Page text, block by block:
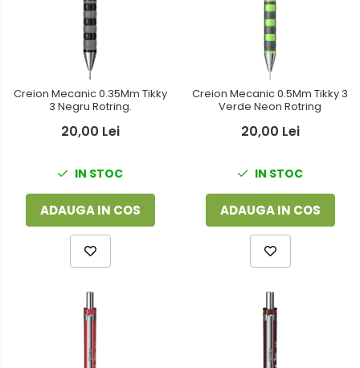
Creion Mecanic 0.35Mm Tikky
3 Negru Rotring.
20,00 Lei
IN STOC
ADAUGA IN COS
Creion Mecanic 0.5Mm Tikky 3
Verde Neon Rotring
20,00 Lei
IN STOC
ADAUGA IN COS